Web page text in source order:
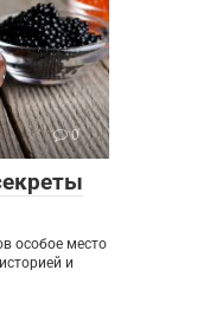
0
особое место
и